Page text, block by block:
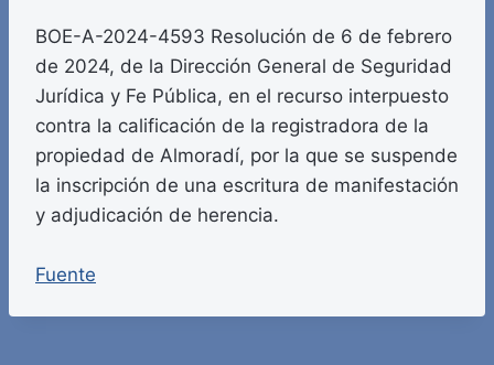
BOE-A-2024-4593 Resolución de 6 de febrero
de 2024, de la Dirección General de Seguridad
Jurídica y Fe Pública, en el recurso interpuesto
contra la calificación de la registradora de la
propiedad de Almoradí, por la que se suspende
la inscripción de una escritura de manifestación
y adjudicación de herencia.
Fuente